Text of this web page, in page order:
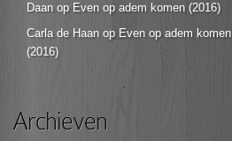
Daan op Even op adem komen (2016)
Carla de Haan op Even op adem komen
(2016)
Archieven